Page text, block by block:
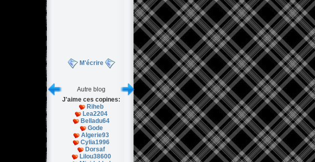
M'écrire
Autre blog
J'aime ces copines:
Riheb
Lea2204
Belladu64
Gode
Algerie93
Cylia1996
Dorsaf
Lilou38600